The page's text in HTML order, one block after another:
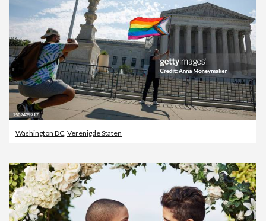
Washington DC Verenigde Staten